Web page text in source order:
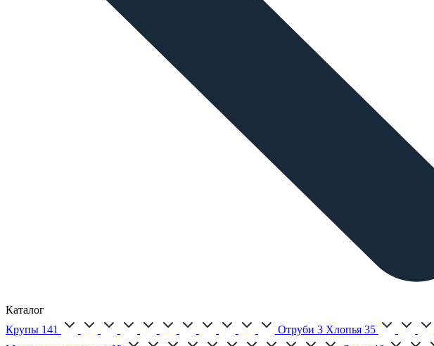
Каталог
Крупы 141 Отруби 3 Хлопья 35